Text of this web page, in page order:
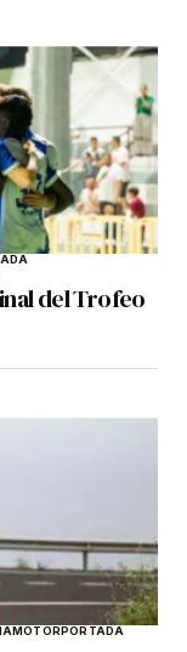
del Trofeo
MOTORPORTADA